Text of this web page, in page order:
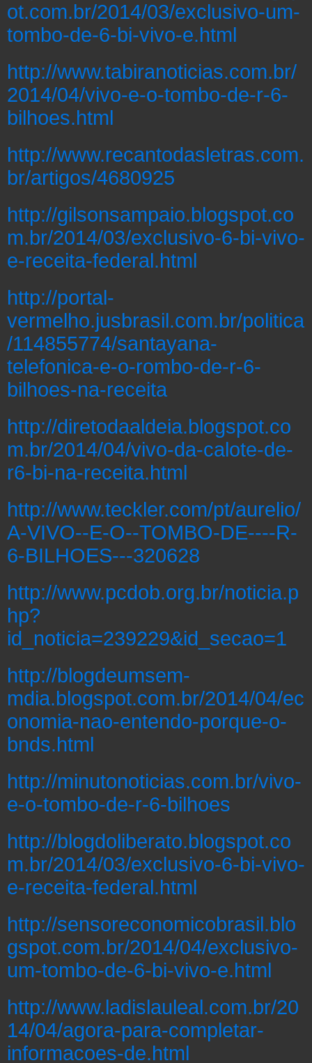
ot.com.br/2014/03/exclusivo-um-
tombo-de-6-bi-vivo-e.html
http://www.tabiranoticias.com.br/
2014/04/vivo-e-o-tombo-de-r-6-
bilhoes.html
http://www.recantodasletras.com.
br/artigos/4680925
http://gilsonsampaio.blogspot.co
m.br/2014/03/exclusivo-6-bi-vivo-
e-receita-federal.html
http://portal-
vermelho.jusbrasil.com.br/politica
/114855774/santayana-
telefonica-e-o-rombo-de-r-6-
bilhoes-na-receita
http://diretodaaldeia.blogspot.co
m.br/2014/04/vivo-da-calote-de-
r6-bi-na-receita.html
http://www.teckler.com/pt/aurelio/
A-VIVO--E-O--TOMBO-DE----R-
6-BILHOES---320628
http://www.pcdob.org.br/noticia.p
hp?
id_noticia=239229&id_secao=1
http://blogdeumsem-
mdia.blogspot.com.br/2014/04/ec
onomia-nao-entendo-porque-o-
bnds.html
http://minutonoticias.com.br/vivo-
e-o-tombo-de-r-6-bilhoes
http://blogdoliberato.blogspot.co
m.br/2014/03/exclusivo-6-bi-vivo-
e-receita-federal.html
http://sensoreconomicobrasil.blo
gspot.com.br/2014/04/exclusivo-
um-tombo-de-6-bi-vivo-e.html
http://www.ladislauleal.com.br/20
14/04/agora-para-completar-
informacoes-de.html